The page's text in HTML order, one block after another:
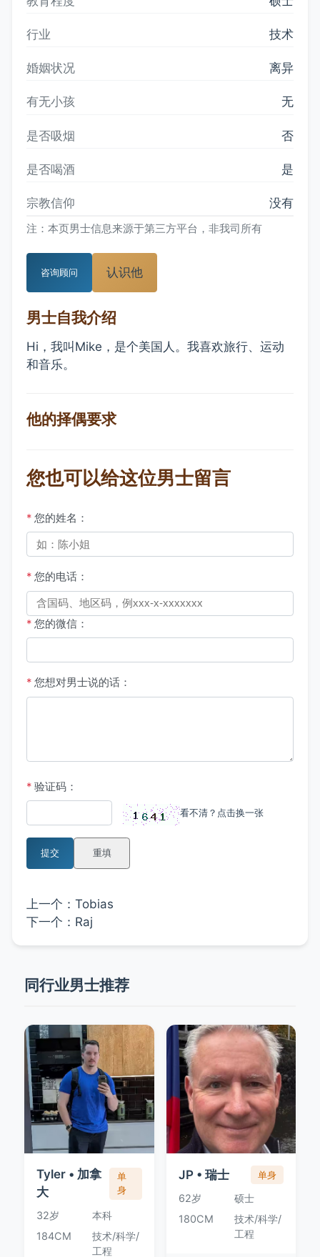
行业 技术
婚姻状况 离异
有无小孩 无
是否吸烟 否
是否喝酒 是
宗教信仰 没有
注：本页男士信息来源于第三方平台，非我司所有
咨询顾问 认识他
男士自我介绍
Hi，我叫Mike，是个美国人。我喜欢旅行、运动
和音乐。
他的择偶要求
您也可以给这位男士留言
* 您的姓名：
* 您的电话：
* 您的微信：
* 您想对男士说的话：
* 验证码：
看不清？点击换一张
提交 重填
上一个： Tobias
下一个： Raj
同行业男士推荐
Tyler • 加拿
大
单
身
32岁
本科
184CM
技术/科学/
工程
JP • 瑞士 单身
62岁
硕士
180CM
技术/科学/
工程